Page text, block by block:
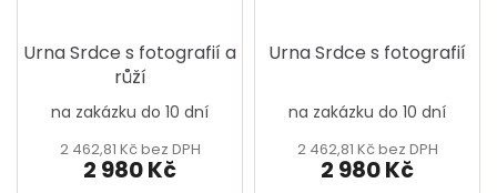
Urna Srdce s fotografií a
růží
na zakázku do 10 dní
2 462,81 Kč bez DPH
2 980 Kč
Urna Srdce s fotografií
na zakázku do 10 dní
2 462,81 Kč bez DPH
2 980 Kč